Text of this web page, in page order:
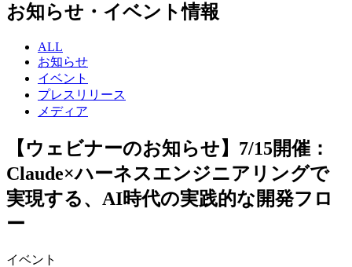
お知らせ・イベント情報
ALL
お知らせ
イベント
プレスリリース
メディア
【ウェビナーのお知らせ】7/15開催：
Claude×ハーネスエンジニアリングで
実現する、AI時代の実践的な開発フロ
ー
イベント